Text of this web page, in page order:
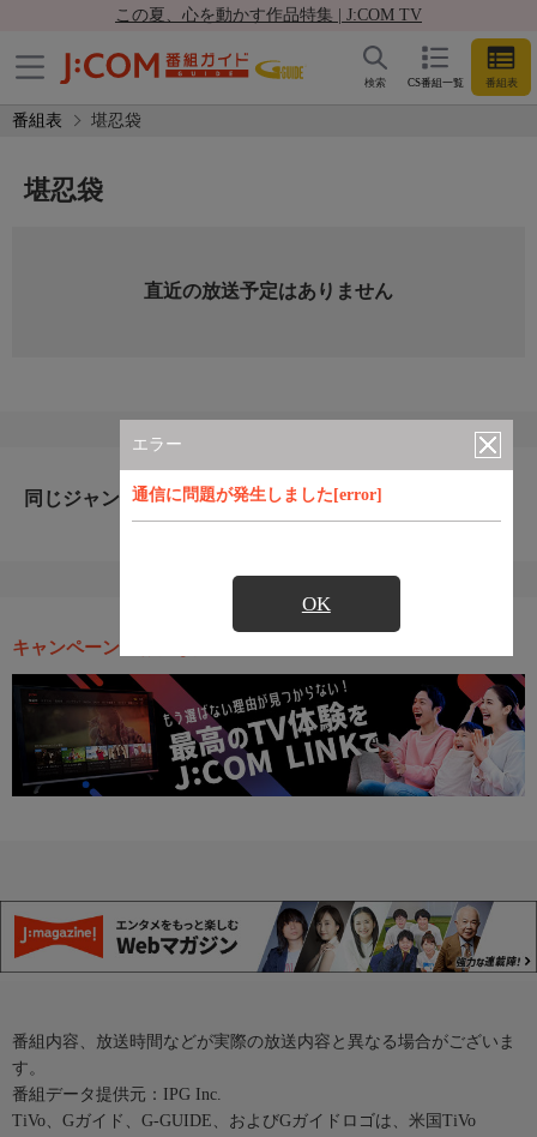
この夏、心を動かす作品特集 | J:COM TV
CS番組一覧 番組表
検索
番組表 堪忍袋
エラー
通信に問題が発生しました[error]
OK
堪忍袋
直近の放送予定はありません
同じジャンルのおすすめ番組
キャンペーン・お得な情報
番組内容、放送時間などが実際の放送内容と異なる場合がございま
す。
番組データ提供元：IPG Inc.
TiVo、Gガイド、G-GUIDE、およびGガイドロゴは、米国TiVo